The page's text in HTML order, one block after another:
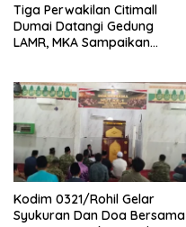
Tiga Perwakilan Citimall
Dumai Datangi Gedung
LAMR, MKA Sampaikan
Kodim 0321/Rohil Gelar
Syukuran Dan Doa Bersama